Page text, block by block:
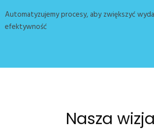
Automatyzujemy procesy, aby zwiększyć
efektywność
Nasza wizja